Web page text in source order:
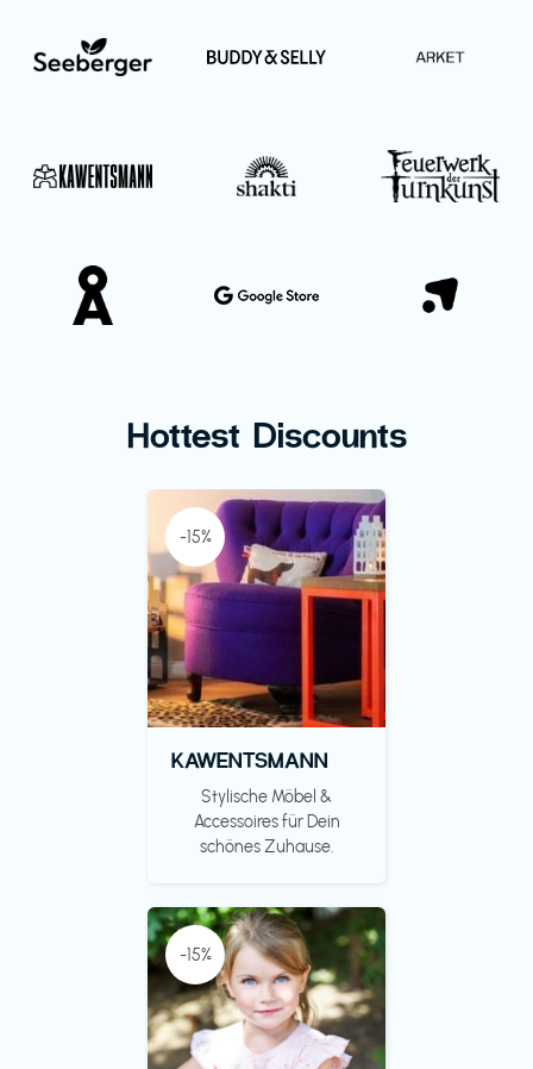
Hottest Discounts
-15%
KAWENTSMANN
Stylische Möbel &
Accessoires für Dein
schönes Zuhause.
-15%